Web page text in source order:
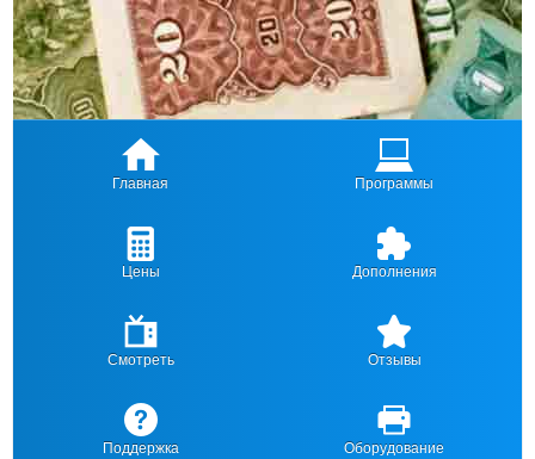
Главная Программы
Цены Дополнения
Смотреть Отзывы
Поддержка Оборудование